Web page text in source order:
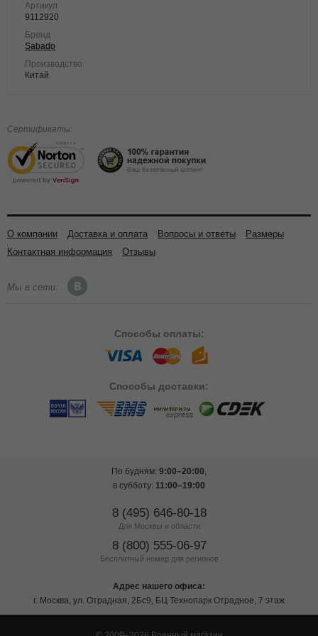
Артикул
9112920
Бренд
Sabado
Производство
Китай
Сертификаты:
О компании Доставка и оплата Вопросы и ответы
Размеры
Контактная информация
Отзывы
Мы в сети:
Способы оплаты:
Способы доставки:
По будням: 9:00–20:00,
в субботу: 11:00–19:00
8 (495) 646-80-18
Для Москвы и области
8 (800) 555-06-97
Бесплатный номер для регионов
Адрес нашего офиса:
г. Москва, ул. Отрадная, 2Бс9, БЦ Технопарк Отрадное, 7 этаж